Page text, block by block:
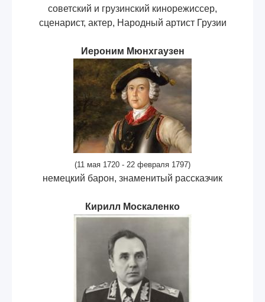
советский и грузинский кинорежиссер,
сценарист, актер, Народный артист Грузии
Иероним Мюнхгаузен
(11 мая 1720 - 22 февраля 1797)
немецкий барон, знаменитый рассказчик
Кирилл Москаленко